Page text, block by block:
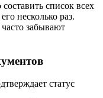
список всех
несколько раз.
забывают
статус